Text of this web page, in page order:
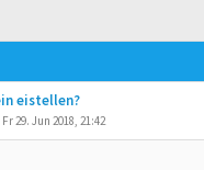
eistellen?
Fr 29. Jun 2018, 21:42